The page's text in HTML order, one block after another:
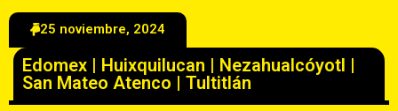
25 noviembre, 2024
Edomex | Huixquilucan | Nezahualcóyotl |
San Mateo Atenco | Tultitlán